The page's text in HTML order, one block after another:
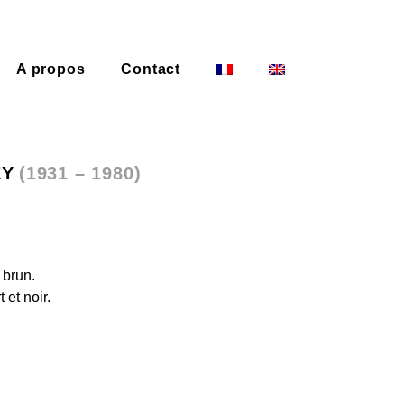
A propos Contact
(1931 – 1980)
et noir.